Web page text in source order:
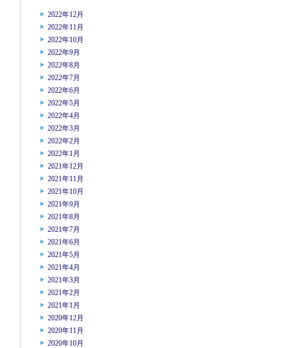
2022年12月
2022年11月
2022年10月
2022年9月
2022年8月
2022年7月
2022年6月
2022年5月
2022年4月
2022年3月
2022年2月
2022年1月
2021年12月
2021年11月
2021年10月
2021年9月
2021年8月
2021年7月
2021年6月
2021年5月
2021年4月
2021年3月
2021年2月
2021年1月
2020年12月
2020年11月
2020年10月